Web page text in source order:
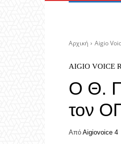
Αρχική Aigio
AIGIO VOICE
Ο Θ.
τον
Από Aigiovoice 4